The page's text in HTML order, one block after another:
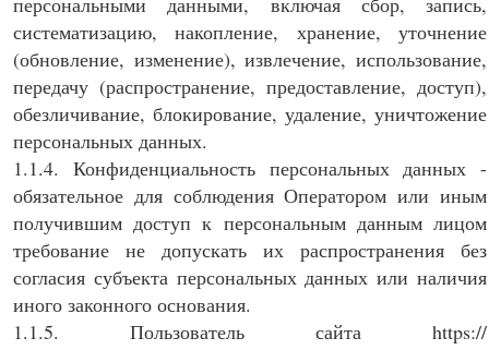
систематизацию, накопление, хранение, уточнение
(обновление, изменение), извлечение, использование,
передачу (распространение, предоставление, доступ),
обезличивание, блокирование, удаление, уничтожение
персональных данных.
1.1.4. Конфиденциальность персональных данных -
обязательное для соблюдения Оператором или иным
получившим доступ к персональным данным лицом
требование не допускать их распространения без
согласия субъекта персональных данных или наличия
иного законного основания.
1.1.5. Пользователь сайта https://